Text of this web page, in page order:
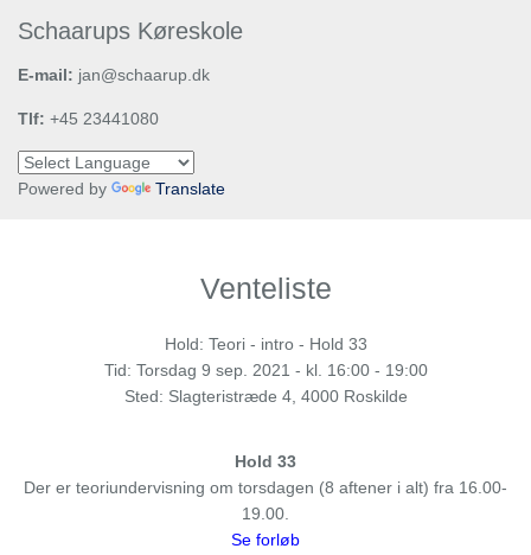
Schaarups Køreskole
E-mail: jan@schaarup.dk
Tlf: +45 23441080
Powered by Translate
Venteliste
Hold: Teori - intro - Hold 33
Tid: Torsdag 9 sep. 2021 - kl. 16:00 - 19:00
Sted: Slagteristræde 4, 4000 Roskilde
Hold 33
Der er teoriundervisning om torsdagen (8 aftener i alt) fra 16.00-
19.00.
Se forløb